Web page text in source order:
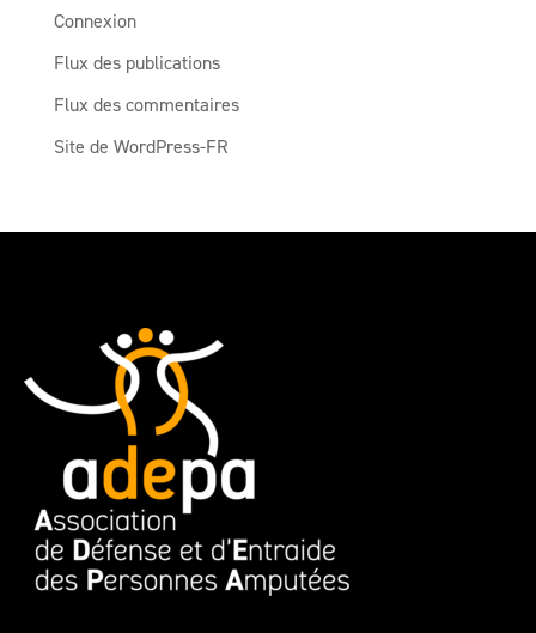
Connexion
Flux des publications
Flux des commentaires
Site de WordPress-FR